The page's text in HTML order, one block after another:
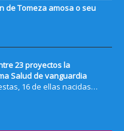
de Tomeza amosa o seu
23 proyectos la
Salud de vanguardia
16 de ellas nacidas…